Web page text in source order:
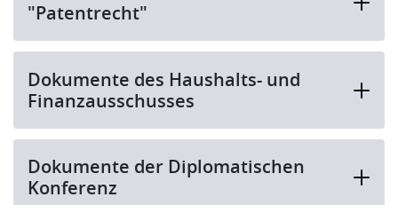
"Patentrecht"
Dokumente des Haushalts- und
Finanzausschusses
Dokumente der Diplomatischen
Konferenz